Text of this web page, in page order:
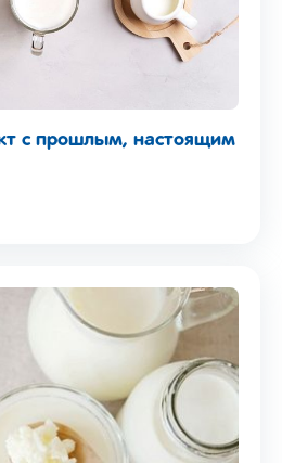
с прошлым, настоящим